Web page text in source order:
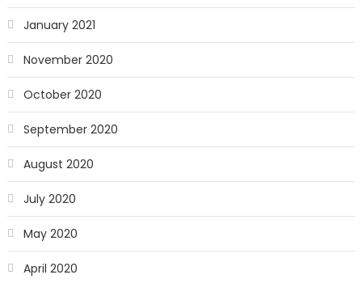
January 2021
November 2020
October 2020
September 2020
August 2020
July 2020
May 2020
April 2020